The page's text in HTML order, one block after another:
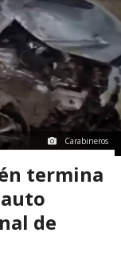
Carabineros
termina
de